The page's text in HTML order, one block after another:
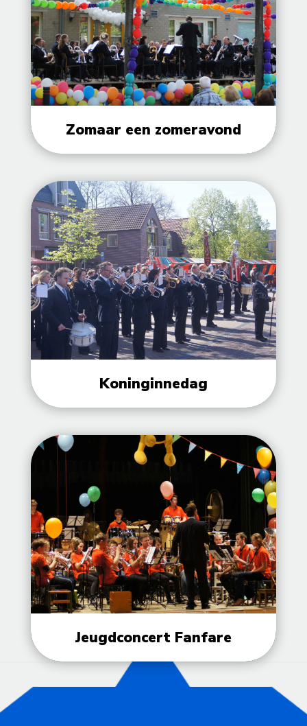
Zomaar een zomeravond
Koninginnedag
Jeugdconcert Fanfare